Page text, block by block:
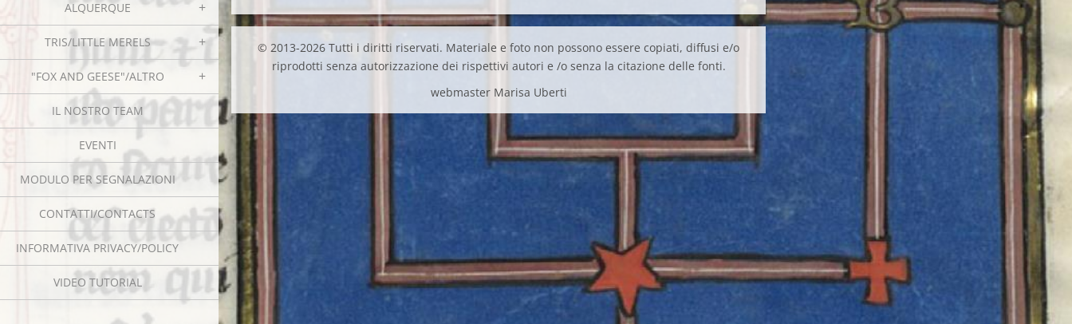
ALQUERQUE
TRIS/LITTLE MERELS
"FOX AND GEESE"/ALTRO
IL NOSTRO TEAM
EVENTI
MODULO PER SEGNALAZIONI
CONTATTI/CONTACTS
INFORMATIVA PRIVACY/POLICY
VIDEO TUTORIAL
© 2013-2026 Tutti i diritti riservati. Materiale e foto non possono essere copiati, diffusi e/o
riprodotti senza autorizzazione dei rispettivi autori e /o senza la citazione delle fonti.
webmaster Marisa Uberti